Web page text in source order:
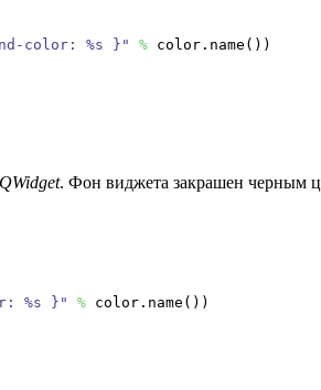
color: %s }" % color. name ( ) )
QWidget. Фон виджета закрашен черным
%s }" % color. name ( ) )